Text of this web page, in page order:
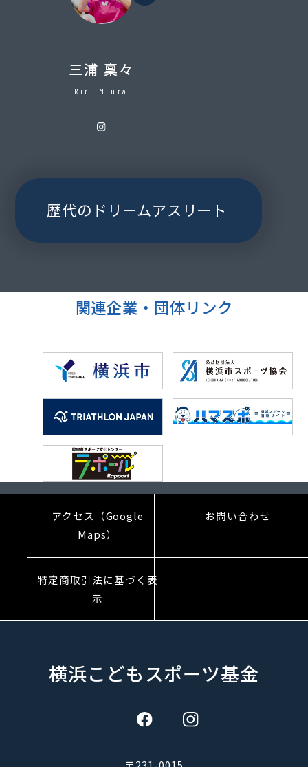
三浦 稟々
Riri Miura
歴代のドリームアスリート
関連企業・団体リンク
アクセス（Google
Maps）
お問い合わせ
特定商取引法に基づく表
示
横浜こどもスポーツ基金